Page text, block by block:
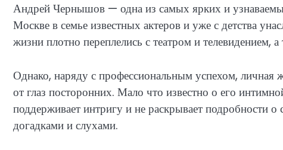
Андрей Чернышов — одна из самых ярких и
Москве в семье известных актеров и уже с детства
жизни плотно переплелись с театром и телевидением,
Однако, наряду с профессиональным успехом,
от глаз посторонних. Мало что известно о его
поддерживает интригу и не раскрывает подробности
догадками и слухами.